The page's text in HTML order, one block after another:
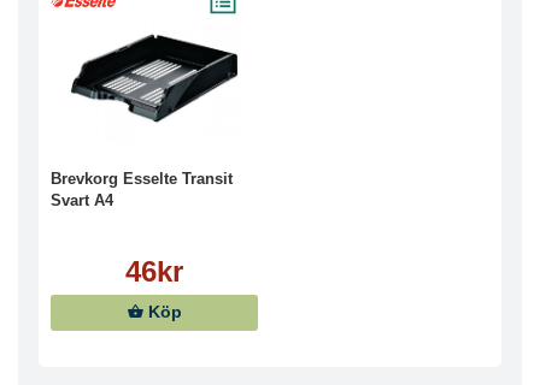
Brevkorg Esselte Transit
Svart A4
46kr
Köp